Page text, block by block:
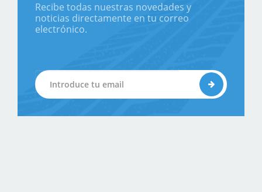
Recibe todas nuestras novedades y
noticias directamente en tu correo
electrónico.